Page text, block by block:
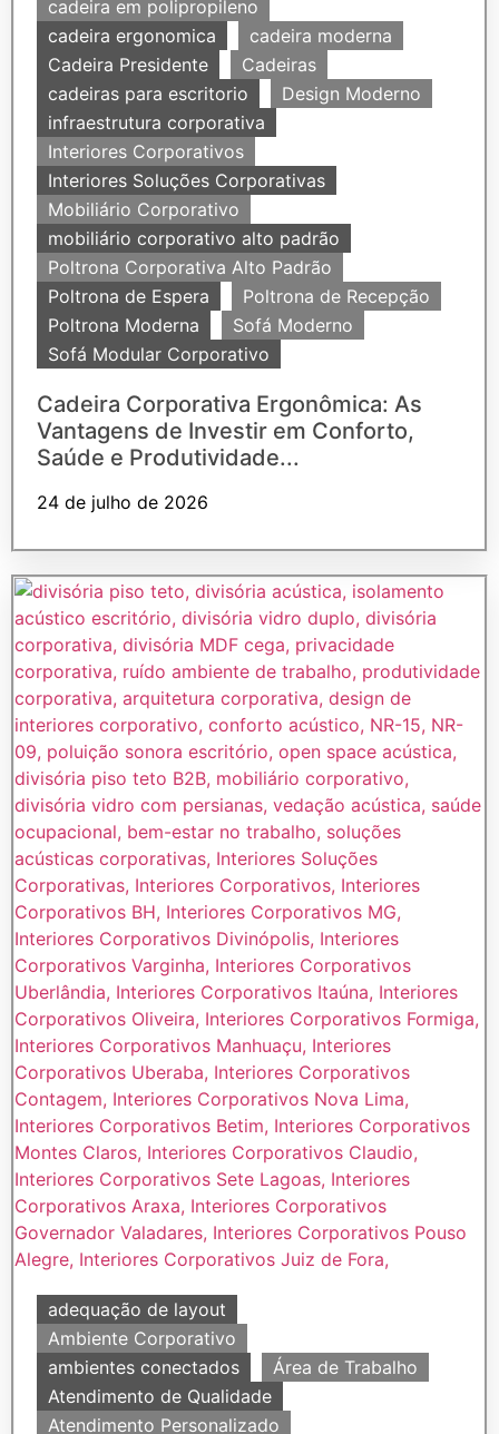
cadeira em polipropileno
cadeira ergonomica
cadeira moderna
Cadeira Presidente
Cadeiras
cadeiras para escritorio
Design Moderno
infraestrutura corporativa
Interiores Corporativos
Interiores Soluções Corporativas
Mobiliário Corporativo
mobiliário corporativo alto padrão
Poltrona Corporativa Alto Padrão
Poltrona de Espera
Poltrona de Recepção
Poltrona Moderna
Sofá Moderno
Sofá Modular Corporativo
Cadeira Corporativa Ergonômica: As
Vantagens de Investir em Conforto,
Saúde e Produtividade...
24 de julho de 2026
adequação de layout
Ambiente Corporativo
ambientes conectados
Área de Trabalho
Atendimento de Qualidade
Atendimento Personalizado